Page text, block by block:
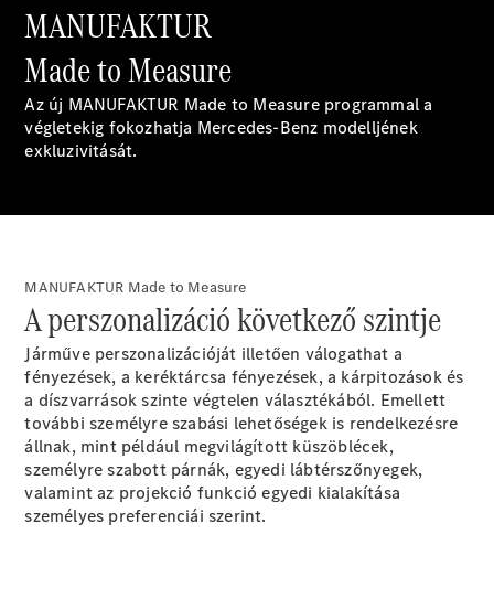
Összes T-
modell
CLA
Shooting
Brake
Elektromos
CLA
Shooting
Modell
E-osztály T-
Modell
E-osztály
All-Terrain
Konfigurátor
Online
Bemutatóterem
Kompakt
MANUFAKTUR
Made to Measure
Az új MANUFAKTUR Made to Measure programmal a
végletekig fokozhatja Mercedes-Benz modelljének
exkluzivitását.
MANUFAKTUR Made to Measure
A perszonalizáció következő szintje
Járműve perszonalizációját illetően válogathat a
fényezések, a keréktárcsa fényezések, a kárpitozások és
a díszvarrások szinte végtelen választékából. Emellett
további személyre szabási lehetőségek is rendelkezésre
állnak, mint például megvilágított küszöblécek,
személyre szabott párnák, egyedi lábtérszőnyegek,
valamint az projekció funkció egyedi kialakítása
személyes preferenciái szerint.